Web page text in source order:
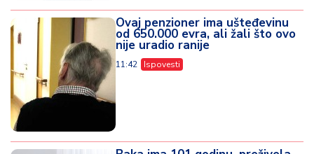
Ovaj penzioner ima ušteđevinu
od 650.000 evra, ali žali što ovo
nije uradio ranije
11:42 Ispovesti